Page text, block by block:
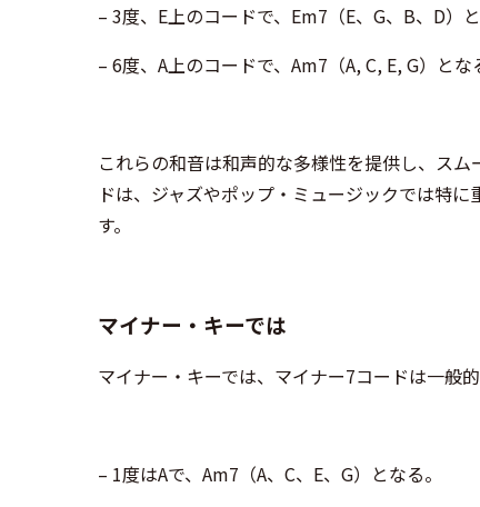
– 3度、E上のコードで、Em7（E、G、B、D）と
– 6度、A上のコードで、Am7（A, C, E, G）とな
これらの和音は和声的な多様性を提供し、ス
ドは、ジャズやポップ・ミュージックでは特
す。
マイナー・キーでは
マイナー・キーでは、マイナー7コードは一般
– 1度はAで、Am7（A、C、E、G）となる。